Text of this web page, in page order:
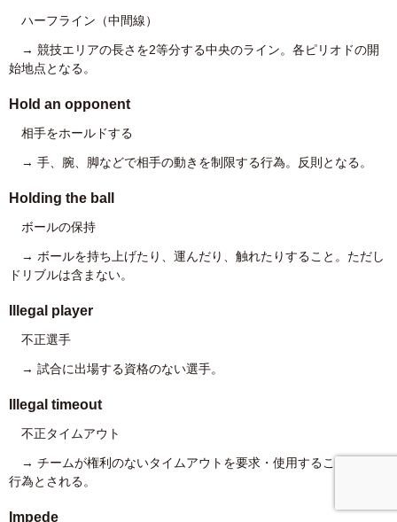
ハーフライン（中間線）
→ 競技エリアの長さを2等分する中央のライン。各ピリオドの開
始地点となる。
Hold an opponent
相手をホールドする
→ 手、腕、脚などで相手の動きを制限する行為。反則となる。
Holding the ball
ボールの保持
→ ボールを持ち上げたり、運んだり、触れたりすること。ただし
ドリブルは含まない。
Illegal player
不正選手
→ 試合に出場する資格のない選手。
Illegal timeout
不正タイムアウト
→ チームが権利のないタイムアウトを要求・使用すること。違反
行為とされる。
Impede